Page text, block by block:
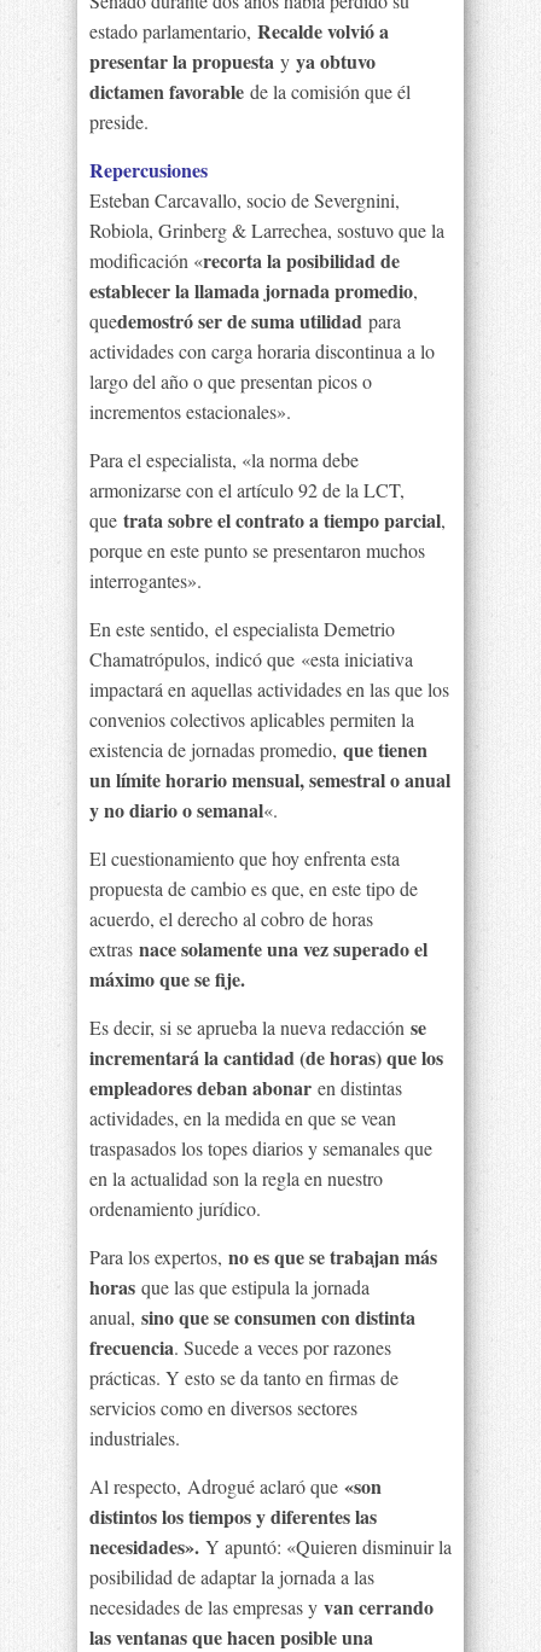
estado parlamentario, Recalde volvió a
presentar la propuesta y ya obtuvo
dictamen favorable de la comisión que él
preside.
Repercusiones
Esteban Carcavallo, socio de Severgnini,
Robiola, Grinberg & Larrechea, sostuvo que la
modificación «recorta la posibilidad de
establecer la llamada jornada promedio,
quedemostró ser de suma utilidad para
actividades con carga horaria discontinua a lo
largo del año o que presentan picos o
incrementos estacionales».
Para el especialista, «la norma debe
armonizarse con el artículo 92 de la LCT,
que trata sobre el contrato a tiempo parcial,
porque en este punto se presentaron muchos
interrogantes».
En este sentido, el especialista Demetrio
Chamatrópulos, indicó que «esta iniciativa
impactará en aquellas actividades en las que los
convenios colectivos aplicables permiten la
existencia de jornadas promedio, que tienen
un límite horario mensual, semestral o anual
y no diario o semanal«.
El cuestionamiento que hoy enfrenta esta
propuesta de cambio es que, en este tipo de
acuerdo, el derecho al cobro de horas
extras nace solamente una vez superado el
máximo que se fije.
Es decir, si se aprueba la nueva redacción se
incrementará la cantidad (de horas) que los
empleadores deban abonar en distintas
actividades, en la medida en que se vean
traspasados los topes diarios y semanales que
en la actualidad son la regla en nuestro
ordenamiento jurídico.
Para los expertos, no es que se trabajan más
horas que las que estipula la jornada
anual, sino que se consumen con distinta
frecuencia. Sucede a veces por razones
prácticas. Y esto se da tanto en firmas de
servicios como en diversos sectores
industriales.
Al respecto, Adrogué aclaró que «son
distintos los tiempos y diferentes las
necesidades». Y apuntó: «Quieren disminuir la
posibilidad de adaptar la jornada a las
necesidades de las empresas y van cerrando
las ventanas que hacen posible una